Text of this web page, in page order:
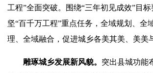
工程”全面突破。围绕“三年初见成效”目
坚“百千万工程”重点任务，全域规划、全
理、全域融合，促进城乡各美其美、美美
雕琢城乡发展新风貌。 突出县城功能